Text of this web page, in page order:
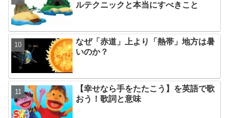
ルテクニックと本当にすべきこと
なぜ「赤道」上より「熱帯」地方は暑
いのか？
【幸せなら手をたたこう】を英語で歌
おう！歌詞と意味